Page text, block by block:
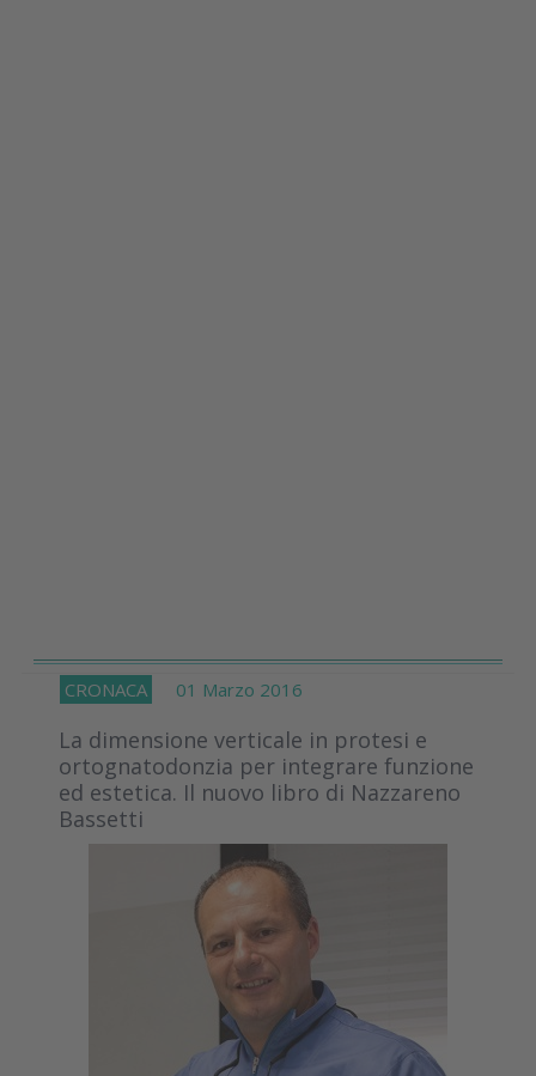
CRONACA 01 Marzo 2016
La dimensione verticale in protesi e
ortognatodonzia per integrare funzione
ed estetica. Il nuovo libro di Nazzareno
Bassetti